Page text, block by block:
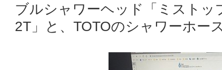
ブルシャワーヘッド「ミストッ
2T」と、TOTOのシャワーホー